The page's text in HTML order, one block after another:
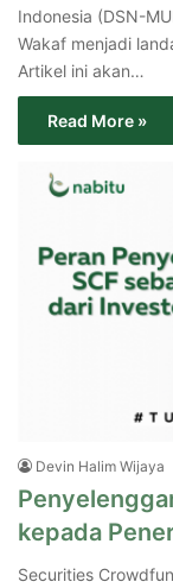
Indonesia (DSN-
Wakaf menjadi
Artikel ini akan…
Read More »
Devin Halim Wijaya
kepada
Securities